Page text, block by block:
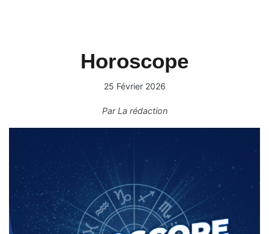
Horoscope
25 Février 2026
ParLa rédaction